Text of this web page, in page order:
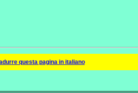
questa pagina in italiano